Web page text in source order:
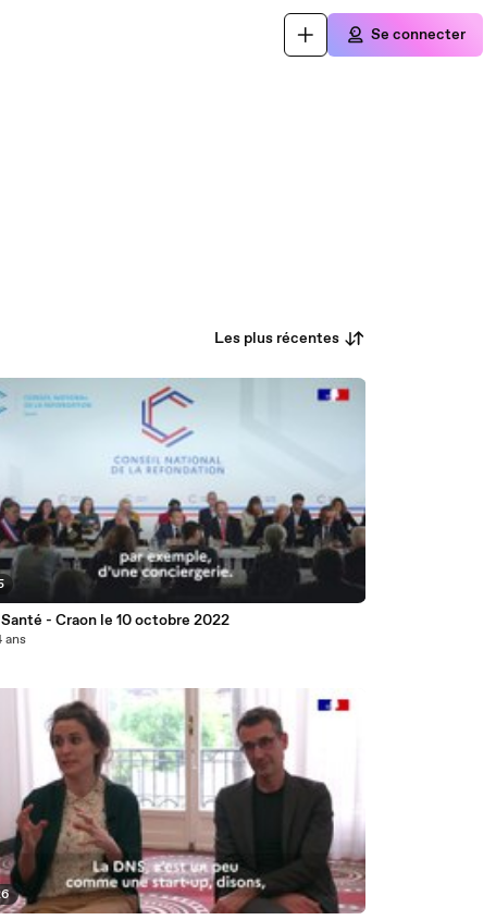
Se connecter
Les plus récentes
- Craon le 10 octobre 2022
ans